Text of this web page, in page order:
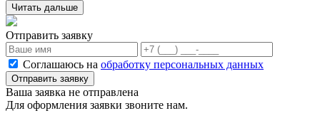
Читать дальше
Отправить заявку
Соглашаюсь на обработку персональных данных
Отправить заявку
Ваша заявка не отправлена
Для оформления заявки звоните нам.